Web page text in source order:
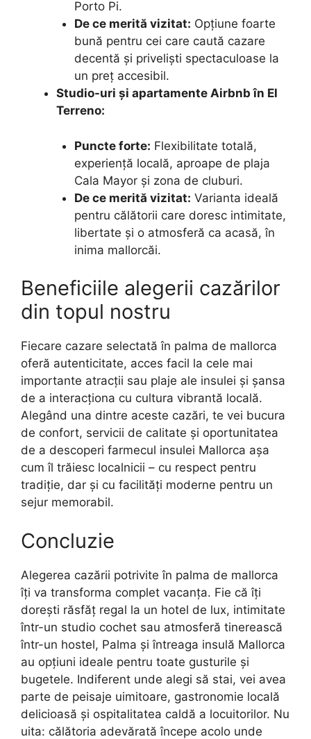
Porto Pi.
De ce merită vizitat: Opțiune foarte
bună pentru cei care caută cazare
decentă și priveliști spectaculoase la
un preț accesibil.
Studio-uri și apartamente Airbnb în El
Terreno:
Puncte forte: Flexibilitate totală,
experiență locală, aproape de plaja
Cala Mayor și zona de cluburi.
De ce merită vizitat: Varianta ideală
pentru călătorii care doresc intimitate,
libertate și o atmosferă ca acasă, în
inima mallorcăi.
Beneficiile alegerii cazărilor
din topul nostru
Fiecare cazare selectată în palma de mallorca
oferă autenticitate, acces facil la cele mai
importante atracții sau plaje ale insulei și șansa
de a interacționa cu cultura vibrantă locală.
Alegând una dintre aceste cazări, te vei bucura
de confort, servicii de calitate și oportunitatea
de a descoperi farmecul insulei Mallorca așa
cum îl trăiesc localnicii – cu respect pentru
tradiție, dar și cu facilități moderne pentru un
sejur memorabil.
Concluzie
Alegerea cazării potrivite în palma de mallorca
îți va transforma complet vacanța. Fie că îți
dorești răsfăț regal la un hotel de lux, intimitate
într-un studio cochet sau atmosferă tinerească
într-un hostel, Palma și întreaga insulă Mallorca
au opțiuni ideale pentru toate gusturile și
bugetele. Indiferent unde alegi să stai, vei avea
parte de peisaje uimitoare, gastronomie locală
delicioasă și ospitalitatea caldă a locuitorilor. Nu
uita: călătoria adevărată începe acolo unde